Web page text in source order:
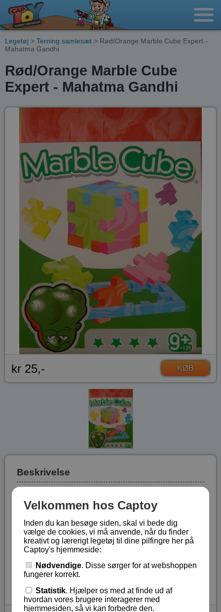
Legetøj > Terning samlesæt > Rød/Orange Marble Cube Expert -
Mahatma Gandhi
Rød/Orange Marble Cube
Expert - Mahatma Gandhi
kr 25,- KØB
Beskrivelse
samles i en uendelighed. Terningens sidelængde er 4
medfølgende ramme.
Sværhedsgrad indenfor serien *****.
Fra 9 år.
Lagerstatus:På lager
Velkommen hos Captoy
Inden du kan besøge siden, skal vi bede dig
vælge de cookies, vi må anvende, når du finder
kreativt og lærerigt legetøj til dine pilfingre her på
Captoy's hjemmeside:
Nødvendige. Disse sørger for at webshoppen
fungerer korrekt.
Statistik. Hjælper os med at finde ud af
hvordan vores brugere interagerer med
hjemmesiden, så vi kan forbedre den.